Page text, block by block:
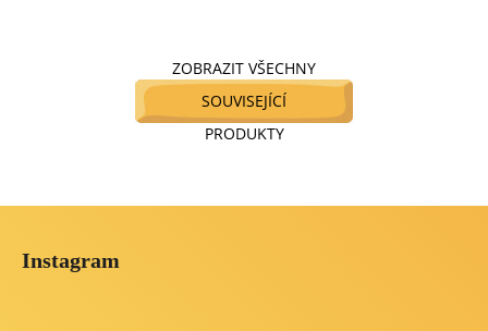
ZOBRAZIT VŠECHNY
SOUVISEJÍCÍ
PRODUKTY
Instagram